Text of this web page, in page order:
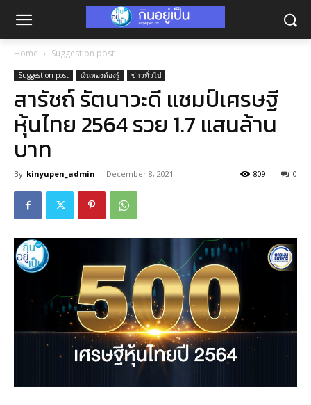
Home Suggestion post
Suggestion post เงินทองต้องรู้ ข่าวทั่วไป
สารัชถ์ รัตนาวะดี แชมป์เศรษฐี
หุ้นไทย 2564 รวย 1.7 แสนล้าน
บาท
By kinyupen_admin - December 8, 2021 0
809